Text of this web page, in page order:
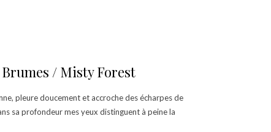
/ Misty Forest
pleure doucement et accroche des écharpes de
sa profondeur mes yeux distinguent à peine la